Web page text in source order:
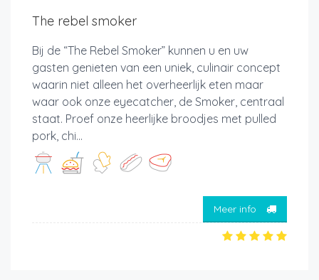
The rebel smoker
Bij de “The Rebel Smoker” kunnen u en uw
gasten genieten van een uniek, culinair concept
waarin niet alleen het overheerlijk eten maar
waar ook onze eyecatcher, de Smoker, centraal
staat. Proef onze heerlijke broodjes met pulled
pork, chi...
Meer info